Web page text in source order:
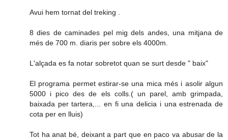
Avui hem tornat del treking .
8 dies de caminades pel mig dels andes, una mitjana de
més de 700 m. diaris per sobre els 4000m.
L'alçada es fa notar sobretot quan se surt desde " baix"
El programa permet estirar-se una mica més i asolir algun
5000 i pico des de els colls.( un parel, amb grimpada,
baixada per tartera,... en fi una delicia i una estrenada de
cota per en lluis)
Tot ha anat bé, deixant a part que en paco va abusar de la